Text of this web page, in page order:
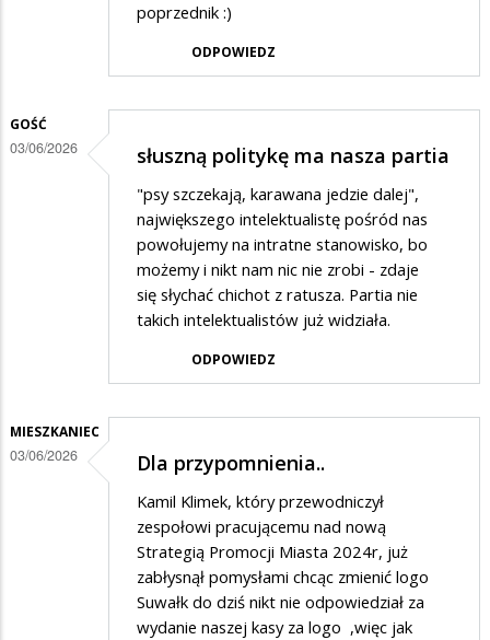
poprzednik :)
ODPOWIEDZ
GOŚĆ
03/06/2026 słuszną politykę ma nasza partia
"psy szczekają, karawana jedzie dalej",
największego intelektualistę pośród nas
powołujemy na intratne stanowisko, bo
możemy i nikt nam nic nie zrobi - zdaje
się słychać chichot z ratusza. Partia nie
takich intelektualistów już widziała.
ODPOWIEDZ
MIESZKANIEC
03/06/2026 Dla przypomnienia..
Kamil Klimek, który przewodniczył
zespołowi pracującemu nad nową
Strategią Promocji Miasta 2024r, już
zabłysnął pomysłami chcąc zmienić logo
Suwałk do dziś nikt nie odpowiedział za
wydanie naszej kasy za logo ,więc jak